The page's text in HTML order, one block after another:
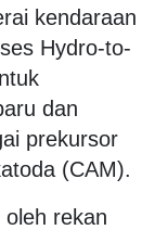
kendaraan
Hydro-to-
dan
prekursor
(CAM).
oleh rekan